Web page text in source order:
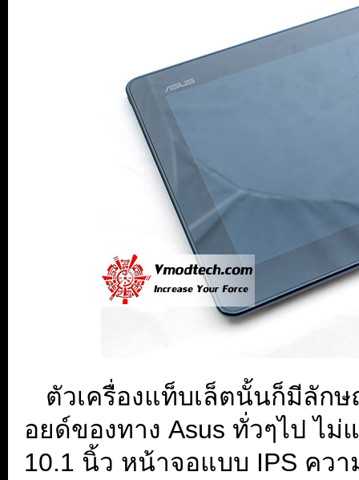
ตัวเครื่องแท็บเล็ตนั้นก็มีลัก
อยด์ของทาง Asus ทั่วๆไป ไ
10.1 นิ้ว หน้าจอแบบ IPS คว